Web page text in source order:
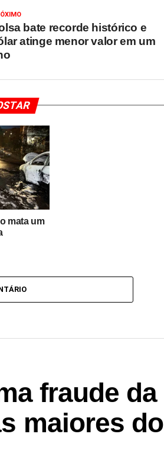
bate recorde histórico e
atinge menor valor em um
mata um
fraude da
maiores do